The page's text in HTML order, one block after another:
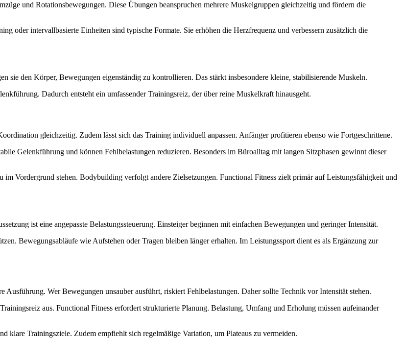
und Rotationsbewegungen. Diese Übungen beanspruchen mehrere Muskelgruppen gleichzeitig und fördern die
oder intervallbasierte Einheiten sind typische Formate. Sie erhöhen die Herzfrequenz und verbessern zusätzlich die
sie den Körper, Bewegungen eigenständig zu kontrollieren. Das stärkt insbesondere kleine, stabilisierende Muskeln.
Dadurch entsteht ein umfassender Trainingsreiz, der über reine Muskelkraft hinausgeht.
gleichzeitig. Zudem lässt sich das Training individuell anpassen. Anfänger profitieren ebenso wie Fortgeschrittene.
Gelenkführung und können Fehlbelastungen reduzieren. Besonders im Büroalltag mit langen Sitzphasen gewinnt dieser
Vordergrund stehen. Bodybuilding verfolgt andere Zielsetzungen. Functional Fitness zielt primär auf Leistungsfähigkeit und
ist eine angepasste Belastungssteuerung. Einsteiger beginnen mit einfachen Bewegungen und geringer Intensität.
Bewegungsabläufe wie Aufstehen oder Tragen bleiben länger erhalten. Im Leistungssport dient es als Ergänzung zur
Wer Bewegungen unsauber ausführt, riskiert Fehlbelastungen. Daher sollte Technik vor Intensität stehen.
aus. Functional Fitness erfordert strukturierte Planung. Belastung, Umfang und Erholung müssen aufeinander
klare Trainingsziele. Zudem empfiehlt sich regelmäßige Variation, um Plateaus zu vermeiden.